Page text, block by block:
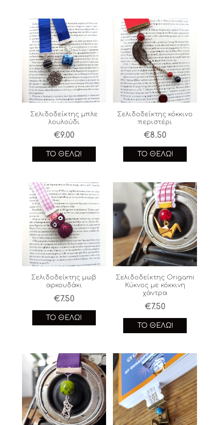
Σελιδοδείκτης μπλε
λουλούδι
€9.00
ΤΟ ΘΈΛΩ!
Σελιδοδείκτης κόκκινο
περιστέρι
€8.50
ΤΟ ΘΈΛΩ!
Σελιδοδείκτης μωβ
αρκουδάκι
€7.50
ΤΟ ΘΈΛΩ!
Σελιδοδείκτης Origami
Κύκνος με κόκκινη
χάντρα
€7.50
ΤΟ ΘΈΛΩ!